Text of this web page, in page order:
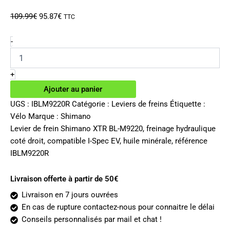
109.99€ Le
95.87€Le
TTC
-quantité
de
Levier
de
frein
hydraulique
Shimano
XTR
M9220
droit
+
Ajouter au panier
UGS :
IBLM9220R Catégorie : Leviers de freins Étiquette :
Vélo Marque : Shimano
Levier de frein Shimano XTR BL-M9220, freinage hydraulique
coté droit, compatible I-Spec EV, huile minérale, référence
IBLM9220R
Livraison offerte à partir de 50€
Livraison en 7 jours ouvrées
En cas de rupture contactez-nous pour connaitre le délai
Conseils personnalisés par mail et chat !